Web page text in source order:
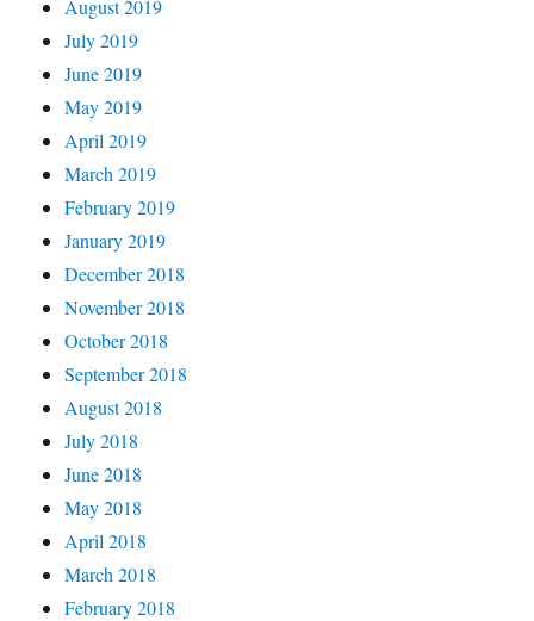
August 2019
July 2019
June 2019
May 2019
April 2019
March 2019
February 2019
January 2019
December 2018
November 2018
October 2018
September 2018
August 2018
July 2018
June 2018
May 2018
April 2018
March 2018
February 2018